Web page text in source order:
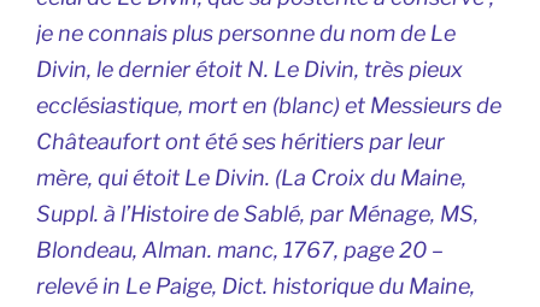
je ne connais plus personne du nom de Le
Divin, le dernier étoit N. Le Divin, très pieux
ecclésiastique, mort en (blanc) et Messieurs de
Châteaufort ont été ses héritiers par leur
mère, qui étoit Le Divin. (La Croix du Maine,
Suppl. à l’Histoire de Sablé, par Ménage, MS,
Blondeau, Alman. manc, 1767, page 20 –
relevé in Le Paige, Dict. historique du Maine,